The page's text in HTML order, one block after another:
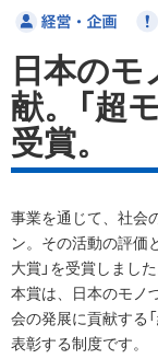
日本の
献。
「超
受賞。
事業を通じて、社会
ン。その活動の評価
大賞」を受賞しました
本賞は、日本のモノ
会の発展に貢献する
表彰する制度です。